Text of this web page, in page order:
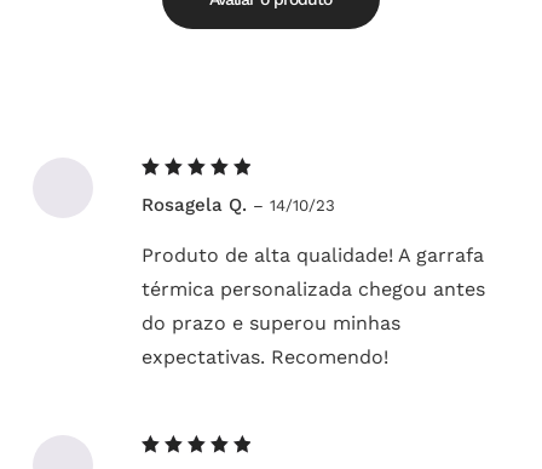
5de 5
Rosagela Q. – 14/10/23
Produto de alta qualidade! A garrafa
térmica personalizada chegou antes
do prazo e superou minhas
expectativas. Recomendo!